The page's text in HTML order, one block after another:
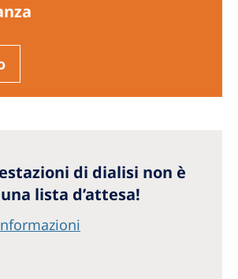
di dialisi non è
lista d’attesa!